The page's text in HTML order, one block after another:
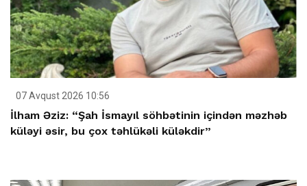
07 Avqust 2026 10:56
İlham Əziz: “Şah İsmayıl söhbətinin içindən məzhəb
küləyi əsir, bu çox təhlükəli küləkdir”